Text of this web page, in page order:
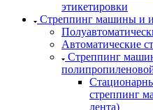
этикетировки
Стреппинг машины и
Автоматические
Стреппинг
стреппинг
лента)